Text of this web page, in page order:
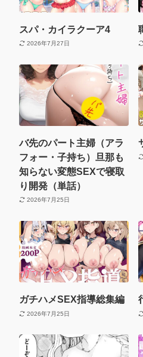
スパ・カイラクーア4
2026年7月27日
バ先のパート主婦（アラ
フォー・子持ち）旦那も
知らない変態SEXで寝取
り開発（単話）
2026年7月25日
ガチハメSEX指導総集編
2026年7月25日